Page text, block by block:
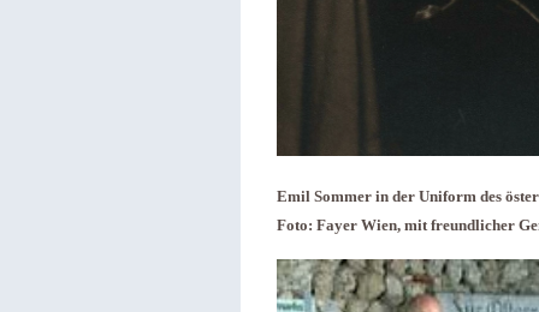
Emil Sommer in der Uniform des
Foto: Fayer Wien, mit freundlicher